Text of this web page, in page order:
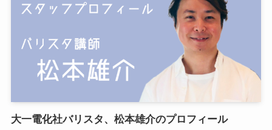
大一電化社バリスタ、松本雄介のプロフィール